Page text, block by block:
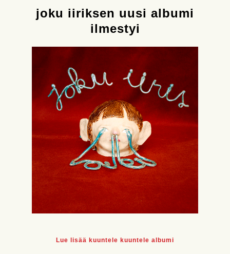
joku iiriksen uusi albumi
ilmestyi
Lue lisää kuuntele kuuntele albumi